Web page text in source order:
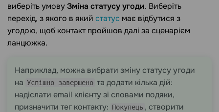
виберіть умовуЗміна статусу угоди. Виберіть
перехід, з якого в який статус має відбутися з
угодою, щоб контакт пройшов далі за сценарієм
ланцюжка.
Наприклад, можна вибрати зміну статусу угоди
на Успішно завершено та додати кілька дій:
надіслати email клієнту зі словами подяки,
призначити тег контакту: Покупець , створити